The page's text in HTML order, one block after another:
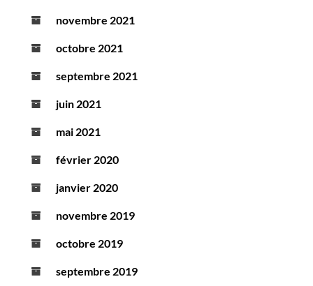
novembre 2021
octobre 2021
septembre 2021
juin 2021
mai 2021
février 2020
janvier 2020
novembre 2019
octobre 2019
septembre 2019